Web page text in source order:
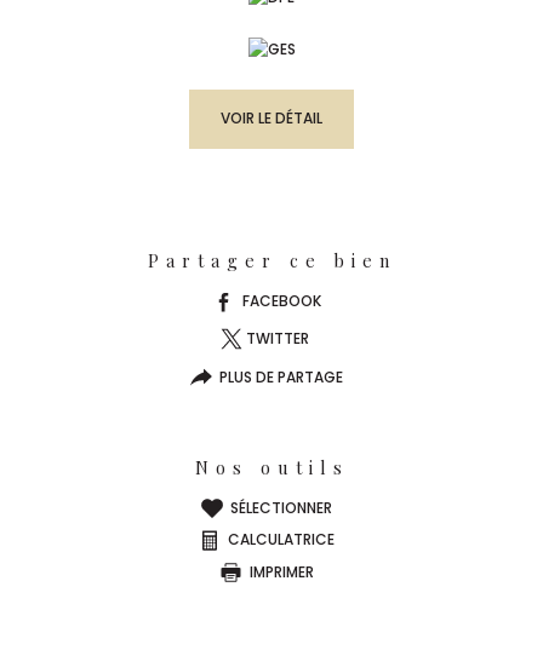
VOIR LE DÉTAIL
Partager ce bien
FACEBOOK
TWITTER
PLUS DE PARTAGE
Nos outils
SÉLECTIONNER
CALCULATRICE
IMPRIMER